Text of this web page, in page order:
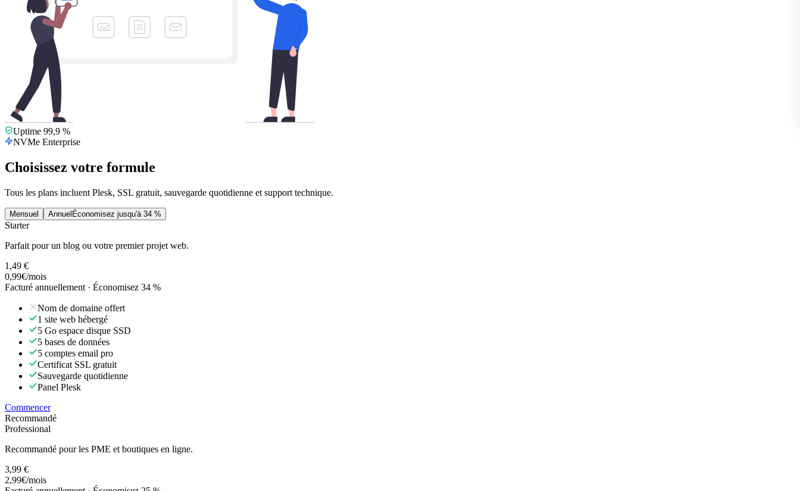
Uptime 99,9 %
NVMe Enterprise
Choisissez votre formule
Tous les plans incluent Plesk, SSL gratuit, sauvegarde quotidienne et support technique.
Mensuel AnnuelÉconomisez jusqu'à 34 %
Starter
Parfait pour un blog ou votre premier projet web.
1,49 €
0,99€/mois
Facturé annuellement · Économisez 34 %
Nom de domaine offert
1 site web hébergé
5 Go espace disque SSD
5 bases de données
5 comptes email pro
Certificat SSL gratuit
Sauvegarde quotidienne
Panel Plesk
Commencer
Recommandé
Professional
Recommandé pour les PME et boutiques en ligne.
3,99 €
2,99€/mois